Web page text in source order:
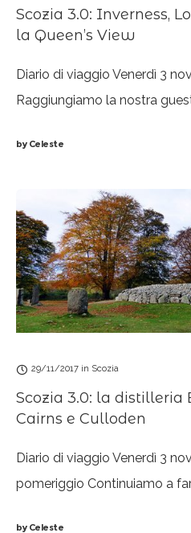
Scozia 3.0: Inverness,
la Queen’s View
Diario di viaggio Venerdì 3
Raggiungiamo la nostra
frastornati dalla giornata così
byCeleste
29/11/2017 in Scozia
Scozia 3.0: la distilleria
Cairns e Culloden
Diario di viaggio Venerdì 3
pomeriggio Continuiamo a
byCeleste